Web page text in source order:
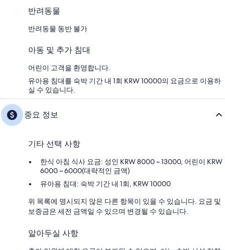
반려동물
반려동물 동반 불가
아동 및 추가 침대
어린이 고객을 환영합니다.
유아용 침대를 숙박 기간 내 1회 KRW 10000의 요금으로 이용하
실 수 있습니다.
중요 정보
기타 선택 사항
한식 아침 식사 요금: 성인 KRW 8000 ~ 13000, 어린이 KRW
6000 ~ 6000(대략적인 금액)
유아용 침대: 숙박 기간 내 1회, KRW 10000
위 목록에 명시되지 않은 다른 항목이 있을 수 있습니다. 요금 및
보증금은 세전 금액일 수 있으며 변경될 수 있습니다.
알아두실 사항